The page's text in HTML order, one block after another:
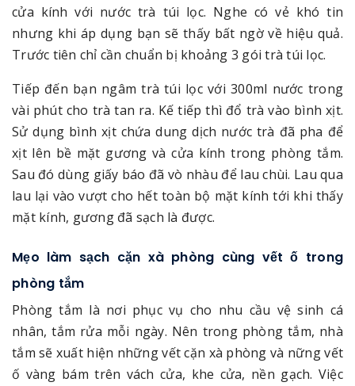
cửa kính với nước trà túi lọc. Nghe có vẻ khó tin
nhưng khi áp dụng bạn sẽ thấy bất ngờ về hiệu quả.
Trước tiên chỉ cần chuẩn bị khoảng 3 gói trà túi lọc.
Tiếp đến bạn ngâm trà túi lọc với 300ml nước trong
vài phút cho trà tan ra. Kế tiếp thì đổ trà vào bình xịt.
Sử dụng bình xịt chứa dung dịch nước trà đã pha để
xịt lên bề mặt gương và cửa kính trong phòng tắm.
Sau đó dùng giấy báo đã vò nhàu để lau chùi. Lau qua
lau lại vào vượt cho hết toàn bộ mặt kính tới khi thấy
mặt kính, gương đã sạch là được.
Mẹo làm sạch cặn xà phòng cùng vết ố trong
phòng tắm
Phòng tắm là nơi phục vụ cho nhu cầu vệ sinh cá
nhân, tắm rửa mỗi ngày. Nên trong phòng tắm, nhà
tắm sẽ xuất hiện những vết cặn xà phòng và nững vết
ố vàng bám trên vách cửa, khe cửa, nền gạch. Việc